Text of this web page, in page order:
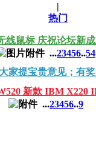
|
热门
线鼠标 庆祝论坛新
...23456..54
家提宝贵意见；有
新款 IBM X220
...23456..9